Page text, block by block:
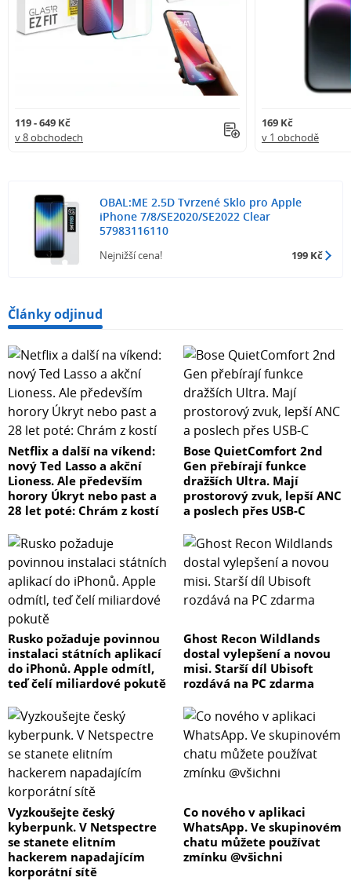
119 - 649 Kč
v 8 obchodech
169 Kč
v 1 obchodě
OBAL:ME 2.5D Tvrzené Sklo pro Apple
iPhone 7/8/SE2020/SE2022 Clear
57983116110
Nejnižší cena! 199 Kč
Články odjinud
Netflix a další na víkend:
nový Ted Lasso a akční
Lioness. Ale především
horory Úkryt nebo past a
28 let poté: Chrám z kostí
Bose QuietComfort 2nd
Gen přebírají funkce
dražších Ultra. Mají
prostorový zvuk, lepší ANC
a poslech přes USB-C
Rusko požaduje povinnou
instalaci státních aplikací
do iPhonů. Apple odmítl,
teď čelí miliardové pokutě
Ghost Recon Wildlands
dostal vylepšení a novou
misi. Starší díl Ubisoft
rozdává na PC zdarma
Vyzkoušejte český
kyberpunk. V Netspectre
se stanete elitním
hackerem napadajícím
korporátní sítě
Co nového v aplikaci
WhatsApp. Ve skupinovém
chatu můžete používat
zmínku @všichni